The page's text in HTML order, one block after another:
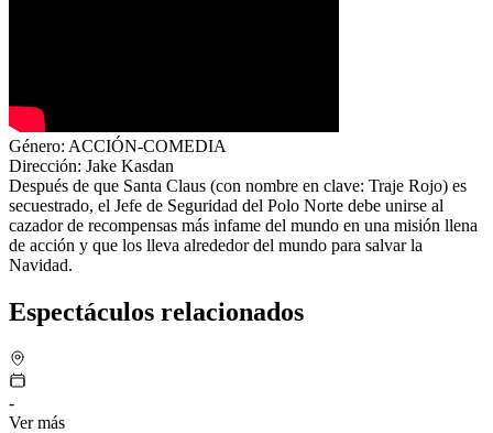
Género: ACCIÓN-COMEDIA
Dirección: Jake Kasdan
Después de que Santa Claus (con nombre en clave: Traje Rojo) es
secuestrado, el Jefe de Seguridad del Polo Norte debe unirse al
cazador de recompensas más infame del mundo en una misión llena
de acción y que los lleva alrededor del mundo para salvar la
Navidad.
Espectáculos relacionados
-
Ver más